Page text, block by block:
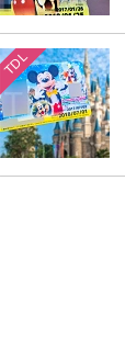
TDL